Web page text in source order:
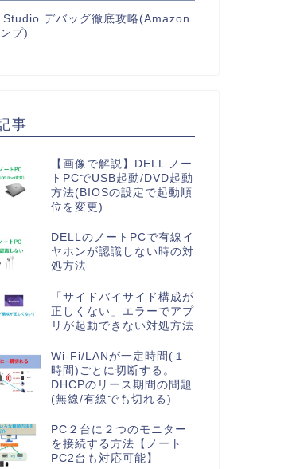
デバッグ徹底攻略(Amazon
プ)
事
【画像で解説】DELL ノー
トPCでUSB起動/DVD起動
方法(BIOSの設定で起動順
位を変更)
DELLのノートPCで有線イ
ヤホンが認識しない時の対
処方法
「サイドバイサイド構成が
正しくない」エラーでアプ
リが起動できない対処方法
Wi-Fi/LANが一定時間(１
時間)ごとに切断する。
DHCPのリース期間の問題
(無線/有線でも切れる)
PC２台に２つのモニター
を接続する方法【ノート
PC2台も対応可能】